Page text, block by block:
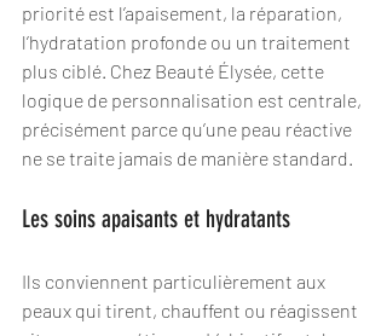
priorité est l’apaisement, la réparation,
l’hydratation profonde ou un traitement
plus ciblé. Chez Beauté Élysée, cette
logique de personnalisation est centrale,
précisément parce qu’une peau réactive
ne se traite jamais de manière standard.
Les soins apaisants et hydratants
Ils conviennent particulièrement aux
peaux qui tirent, chauffent ou réagissent